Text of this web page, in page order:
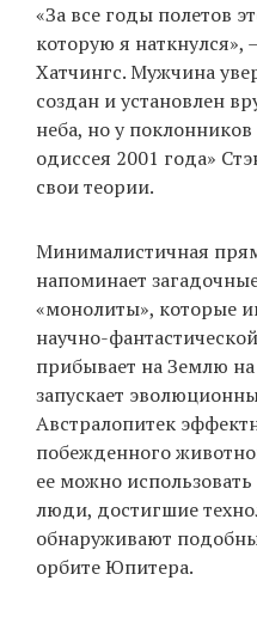
«За все годы полетов
которую я наткнулся»,
Хатчингс. Мужчина
создан и установлен
неба, но у
одиссея 2001 года»
свои теории.
Минималистичная
напоминает
«монолиты», которые
научно-
прибывает на Землю на
запускает
Австралопитек
побежденного
ее можно
люди, достигшие
обнаруживают
орбите Юпитера.